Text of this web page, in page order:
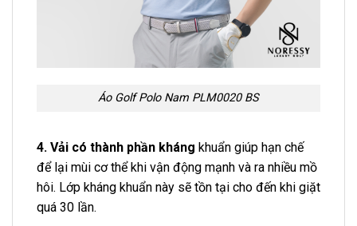
Áo Golf Polo Nam PLM0020 BS
4. Vải có thành phần kháng khuẩn giúp hạn chế
để lại mùi cơ thể khi vận động mạnh và ra nhiều mồ
hôi. Lớp kháng khuẩn này sẽ tồn tại cho đến khi giặt
quá 30 lần.